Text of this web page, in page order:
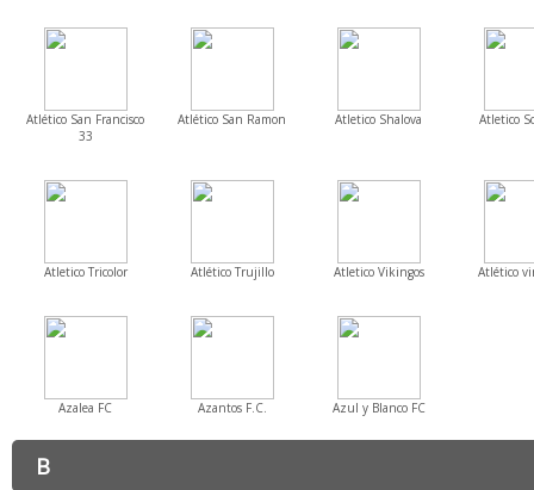
Atlético San Francisco
33
Atlético San Ramon Atletico Shalova Atletico
Atletico Tricolor Atlético Trujillo Atletico Vikingos Atlético
Azalea FC Azantos F.C. Azul y Blanco FC
B